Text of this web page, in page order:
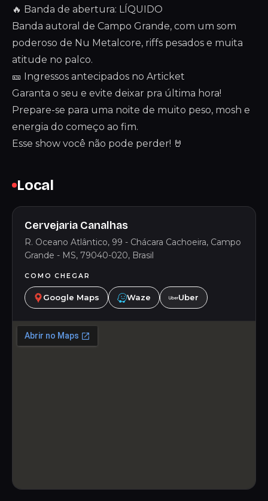
🔥 Banda de abertura: LÍQUIDO
Banda autoral de Campo Grande, com um som
poderoso de Nu Metalcore, riffs pesados e muita
atitude no palco.
🎫 Ingressos antecipados no Articket
Garanta o seu e evite deixar pra última hora!
Prepare-se para uma noite de muito peso, mosh e
energia do começo ao fim.
Esse show você não pode perder! 🤘
Local
Cervejaria Canalhas
R. Oceano Atlântico, 99 - Chácara Cachoeira, Campo
Grande - MS, 79040-020, Brasil
COMO CHEGAR
Google Maps Waze Uber